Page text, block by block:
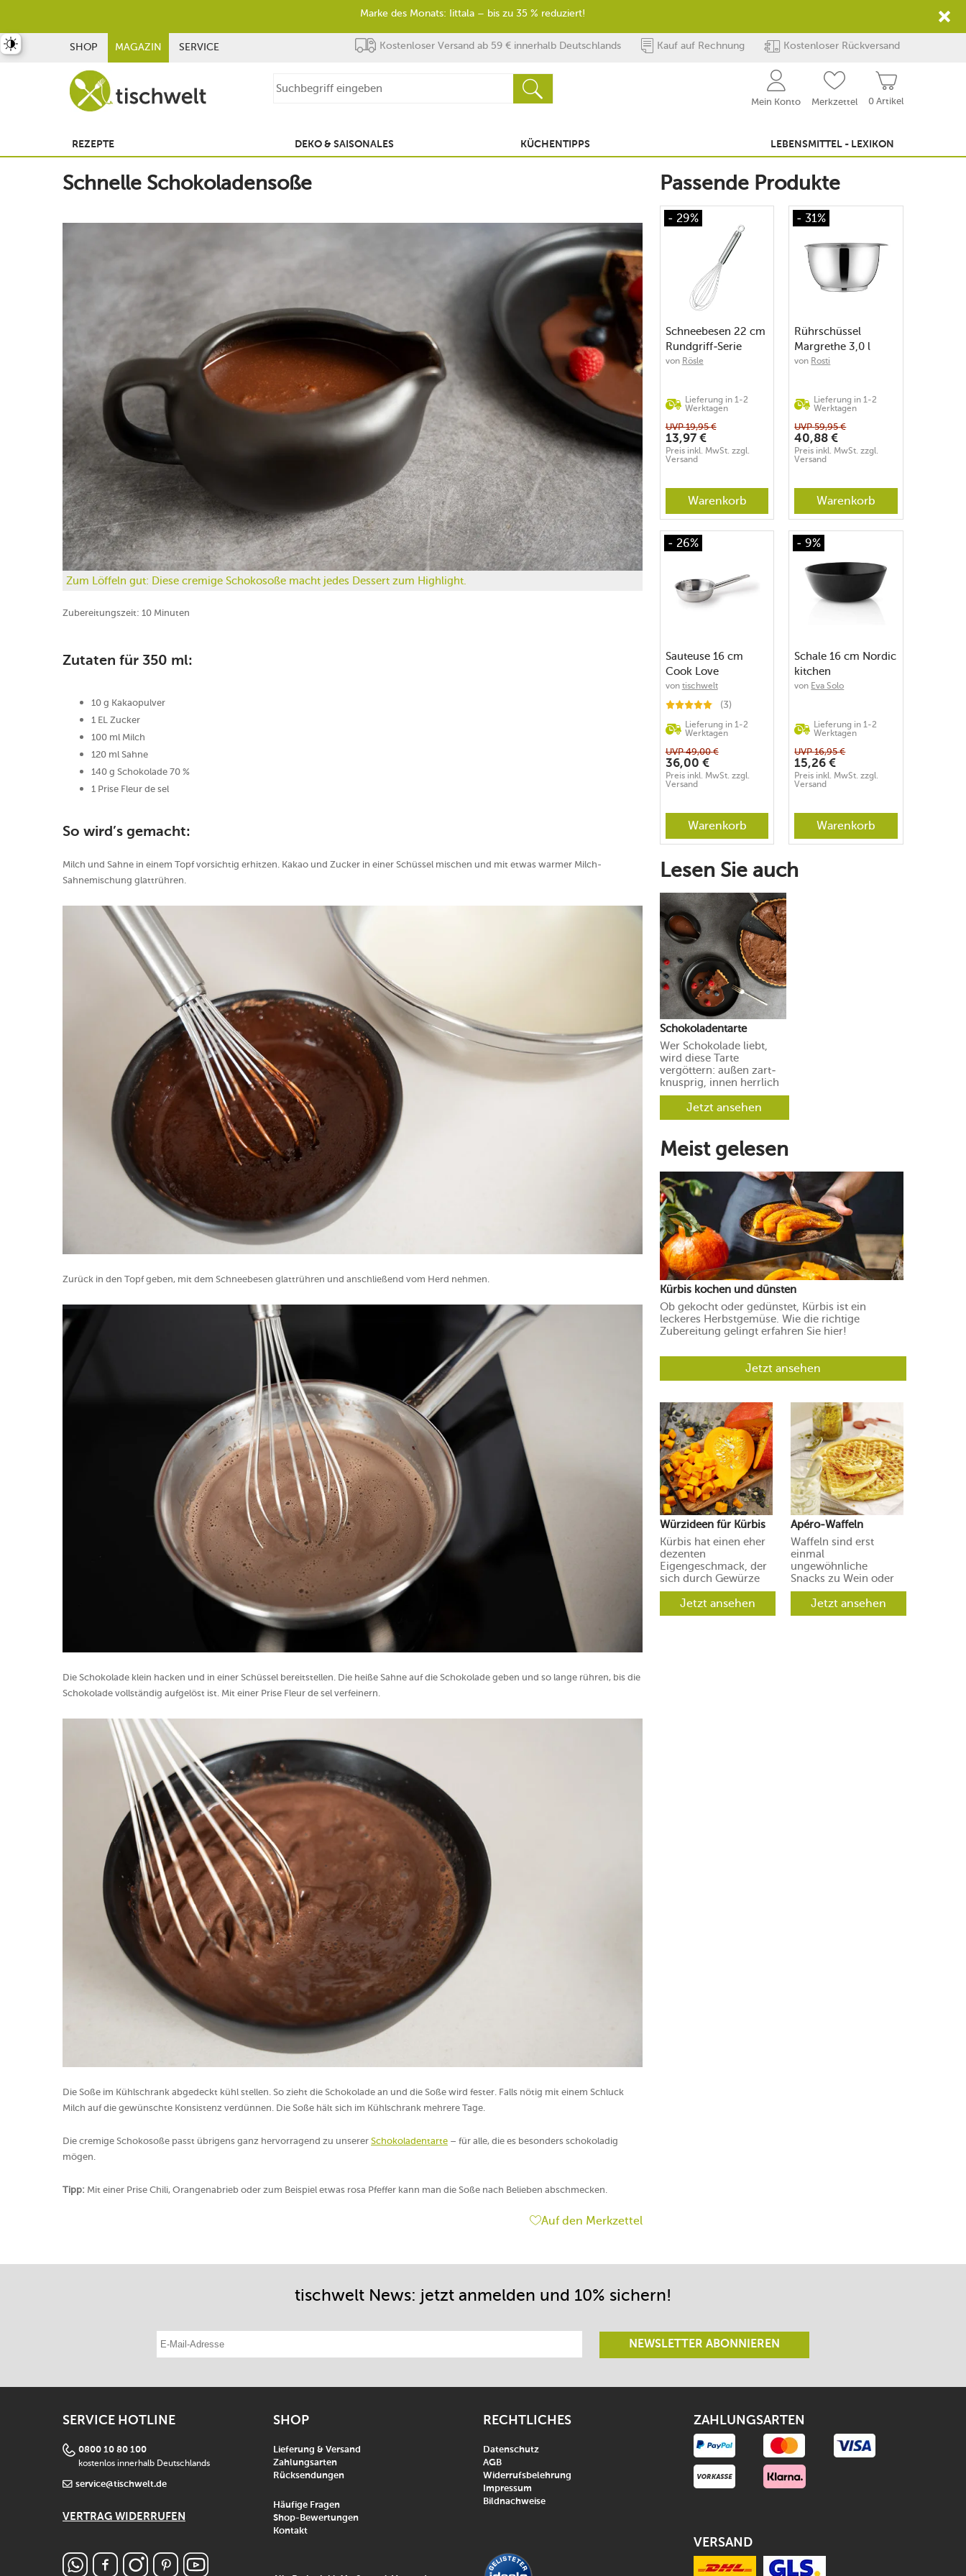
SHOP MAGAZIN SERVICE Kostenloser Versand ab 59 € innerhalb Deutschlands Kauf auf Rechnung Kostenloser Rückversand
0 Artikel
Mein Konto Merkzettel
REZEPTE DEKO & SAISONALES KÜCHENTIPPS LEBENSMITTEL - LEXIKON
Schnelle Schokoladensoße
Zum Löffeln gut: Diese cremige Schokosoße macht jedes Dessert zum Highlight.
Zubereitungszeit: 10 Minuten
Zutaten für 350 ml:
10 g Kakaopulver
1 EL Zucker
100 ml Milch
120 ml Sahne
140 g Schokolade 70 %
1 Prise Fleur de sel
So wird’s gemacht:
Milch und Sahne in einem Topf vorsichtig erhitzen. Kakao und Zucker in einer Schüssel mischen und mit etwas warmer Milch-
Sahnemischung glattrühren.
Zurück in den Topf geben, mit dem Schneebesen glattrühren und anschließend vom Herd nehmen.
Die Schokolade klein hacken und in einer Schüssel bereitstellen. Die heiße Sahne auf die Schokolade geben und so lange rühren, bis die
Schokolade vollständig aufgelöst ist. Mit einer Prise Fleur de sel verfeinern.
Die Soße im Kühlschrank abgedeckt kühl stellen. So zieht die Schokolade an und die Soße wird fester. Falls nötig mit einem Schluck
Milch auf die gewünschte Konsistenz verdünnen. Die Soße hält sich im Kühlschrank mehrere Tage.
Die cremige Schokosoße passt übrigens ganz hervorragend zu unserer Schokoladentarte – für alle, die es besonders schokoladig
mögen.
Tipp: Mit einer Prise Chili, Orangenabrieb oder zum Beispiel etwas rosa Pfeffer kann man die Soße nach Belieben abschmecken.
Auf den Merkzettel
Passende Produkte
- 29%
Schneebesen 22 cm
Rundgriff-Serie
Edelstahl
von Rösle
Lieferung in 1-2
Werktagen
UVP19,95 €
13,97 €
Preis inkl. MwSt. zzgl.
Versand
Warenkorb
- 31%
Rührschüssel
Margrethe 3,0 l
Edelstahl
von Rosti
Lieferung in 1-2
Werktagen
UVP59,95 €
40,88 €
Preis inkl. MwSt. zzgl.
Versand
Warenkorb
- 26%
Sauteuse 16 cm
Cook Love
von tischwelt
(3)
Lieferung in 1-2
Werktagen
UVP49,00 €
36,00 €
Preis inkl. MwSt. zzgl.
Versand
Warenkorb
- 9%
Schale 16 cm Nordic
kitchen
von Eva Solo
Lieferung in 1-2
Werktagen
UVP16,95 €
15,26 €
Preis inkl. MwSt. zzgl.
Versand
Warenkorb
Lesen Sie auch
Schokoladentarte
Wer Schokolade liebt,
wird diese Tarte
vergöttern: außen zart-
knusprig, innen herrlich
saftig mit intensivem
Schokoladengeschmack.
Jetzt ansehen
Meist gelesen
Kürbis kochen und dünsten
Ob gekocht oder gedünstet, Kürbis ist ein
leckeres Herbstgemüse. Wie die richtige
Zubereitung gelingt erfahren Sie hier!
Jetzt ansehen
Würzideen für Kürbis
Kürbis hat einen eher
dezenten
Eigengeschmack, der
sich durch Gewürze
und Aromen leicht in
verschiedene
Richtungen lenken
Jetzt ansehen
Apéro-Waffeln
Waffeln sind erst
einmal
ungewöhnliche
Snacks zu Wein oder
Prosecco. Ihre Gäste
werden aber
begeistert sein.
Jetzt ansehen
tischwelt News: jetzt anmelden und 10% sichern!
NEWSLETTER ABONNIEREN
SERVICE HOTLINE
0800 10 80 100
kostenlos innerhalb Deutschlands
service@tischwelt.de
VERTRAG WIDERRUFEN
SHOP
Lieferung & Versand
Zahlungsarten
Rücksendungen
Häufige Fragen
Shop-Bewertungen
Kontakt
RECHTLICHES
Datenschutz
AGB
Widerrufsbelehrung
Impressum
Bildnachweise
ZAHLUNGSARTEN
VERSAND
umschalten
Marke des Monats: Iittala – bis zu 35 % reduziert!